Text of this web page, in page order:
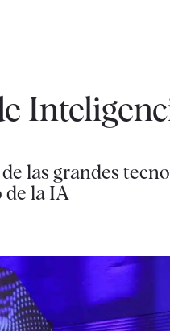
las grandes
de la IA